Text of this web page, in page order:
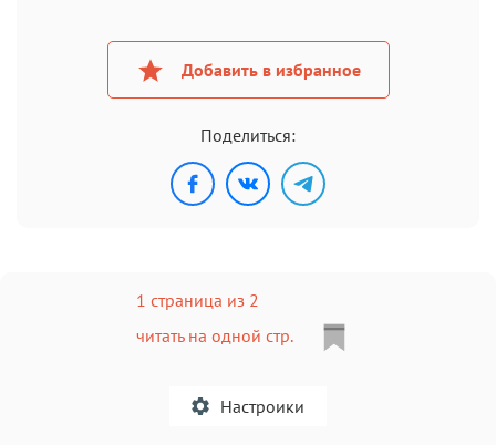
Добавить в избранное
Поделиться:
1 страница из 2
читать на одной стр.
Настроики